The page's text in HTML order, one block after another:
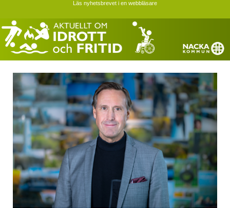
Läs nyhetsbrevet i en webbläsare